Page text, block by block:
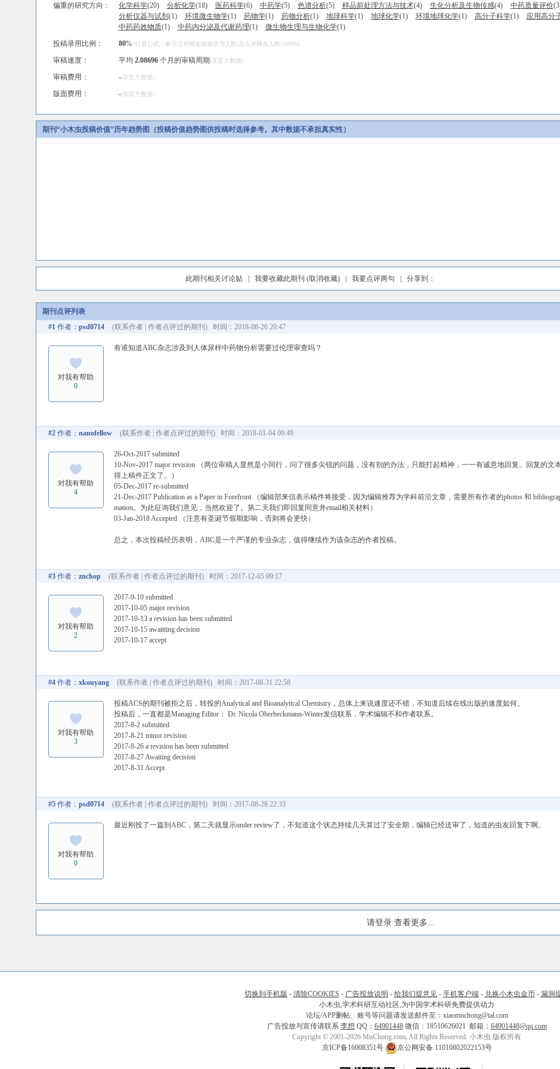
偏重的研究方向： 化学科学(20) 分析化学(18) 医药科学(6) 中药学(5) 色谱分析(5) 样品前处理方法与技术(4) 生化分析及生物传感(4) 中药质量评价
分析仪器与试剂 (1) 环境微生物学(1) 药物学(1) 药物分析(1) 地球科学(1) 地球化学(1) 环境地球化学(1) 高分子科学(1) 应用高分
中药药效物质(1) 中药内分泌及代谢药理(1) 微生物生理与生物化学(1)
投稿录用比例：
80% (计算公式：参与点评网友投稿录用人数/总点评网友人数×100%)
审稿速度： 平均 2.08696个月的审稿周期(非官方数据)
审稿费用： -(非官方数据)
版面费用： -(非官方数据)
期刊“小木虫投稿价值”历年趋势图（投稿价值趋势图供投稿时选择参考。其中数据不承担真实性）
此期刊相关讨论贴| 我要收藏此期刊 (取消收藏)| 我要点评两句 | 分享到：
期刊点评列表
#1作者： psd0714 (联系作者| 作者点评过的期刊 ) 时间：2018-08-26 20:47
对我有帮助
0
有谁知道ABC杂志涉及到人体尿样中药物分析需要过伦理审查吗？
#2作者： nanofellow (联系作者| 作者点评过的期刊 ) 时间：2018-01-04 09:49
对我有帮助
4
26-Oct-2017 submitted
10-Nov-2017 major revision （两位审稿人显然是小同行，问了很多尖锐的问题，没有别的办法，只能打起精神，一一有诚意地回复。回复的文
得上稿件正文了。）
05-Dec-2017 re-submitted
21-Dec-2017 Publication as a Paper in Forefront （编辑部来信表示稿件将接受，因为编辑推荐为学科前沿文章，需要所有作者的photos 和
mation。为此征询我们意见，当然欢迎了。第二天我们即回复同意并email相关材料）
03-Jan-2018 Accepted （注意有圣诞节假期影响，否则将会更快）
总之，本次投稿经历表明，ABC是一个严谨的专业杂志，值得继续作为该杂志的作者投稿。
#3作者： znchop (联系作者| 作者点评过的期刊 ) 时间：2017-12-05 09:17
对我有帮助
2
2017-9-10 submitted
2017-10-05 major revision
2017-10-13 a revision has been submitted
2017-10-15 awaitting decision
2017-10-17 accept
#4作者： xkouyang (联系作者| 作者点评过的期刊 ) 时间：2017-08-31 22:58
对我有帮助
3
投稿ACS的期刊被拒之后，转投的Analytical and Bioanalytical Chemistry，总体上来说速度还不错，不知道后续在线出版的速度如何。
投稿后，一直都是Managing Editor： Dr. Nicola Oberbeckmann-Winter发信联系，学术编辑不和作者联系。
2017-8-2 submitted
2017-8-21 minor revision
2017-8-26 a revision has been submitted
2017-8-27 Awaiting decision
2017-8-31 Accept
#5作者： psd0714 (联系作者| 作者点评过的期刊 ) 时间：2017-08-28 22:33
对我有帮助
0
最近刚投了一篇到ABC，第二天就显示under review了，不知道这个状态持续几天算过了安全期，编辑已经送审了，知道的虫友回复下啊。
请登录 查看更多...
切换到手机版 - 清除COOKIES - 广告投放说明 - 给我们提意见- 手机客户端- 兑换小木虫金币 - 漏洞
小木虫,学术科研互动社区,为中国学术科研免费提供动力
论坛/APP删帖、账号等问题请发送邮件至：xiaomuchong@tal.com
广告投放与宣传请联系 李想 QQ： 64901448微信：18510626021 邮箱： 64901448@qq.com
Copyright © 2001-2026 MuChong.com, All Rights Reserved. 小木虫 版权所有
京ICP备16008351号
京公网安备 11010802022153号